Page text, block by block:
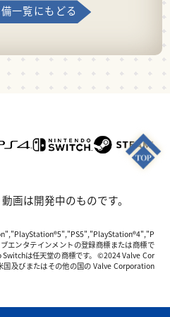
一覧にもどる
画は開発中のものです。
エンタテインメントの登録商標または商標で
は任天堂の商標です。 ©2024 Valve Cor
及びまたはその他の国の Valve Corporation